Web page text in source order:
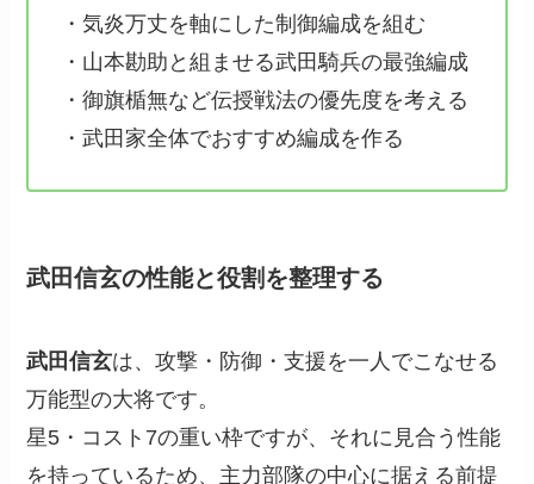
・気炎万丈を軸にした制御編成を組む
・山本勘助と組ませる武田騎兵の最強編成
・御旗楯無など伝授戦法の優先度を考える
・武田家全体でおすすめ編成を作る
武田信玄の性能と役割を整理する
武田信玄は、攻撃・防御・支援を一人でこなせる
万能型の大将です。
星5・コスト7の重い枠ですが、それに見合う性能
を持っているため、主力部隊の中心に据える前提